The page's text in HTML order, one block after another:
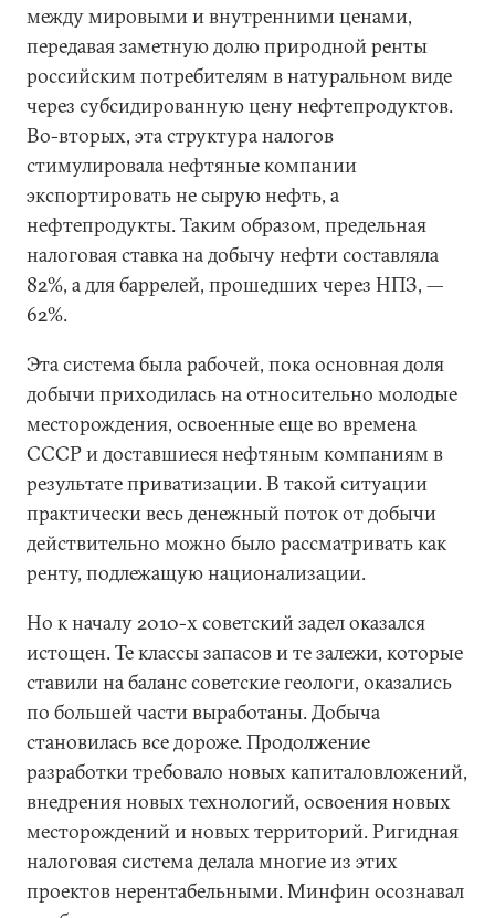
между мировыми и внутренними ценами,
передавая заметную долю природной ренты
российским потребителям в натуральном виде
через субсидированную цену нефтепродуктов.
Во-вторых, эта структура налогов
стимулировала нефтяные компании
экспортировать не сырую нефть, а
нефтепродукты. Таким образом, предельная
налоговая ставка на добычу нефти составляла
82%, а для баррелей, прошедших через НПЗ, —
62%.
Эта система была рабочей, пока основная доля
добычи приходилась на относительно молодые
месторождения, освоенные еще во времена
СССР и доставшиеся нефтяным компаниям в
результате приватизации. В такой ситуации
практически весь денежный поток от добычи
действительно можно было рассматривать как
ренту, подлежащую национализации.
Но к началу 2010-х советский задел оказался
истощен. Те классы запасов и те залежи, которые
ставили на баланс советские геологи, оказались
по большей части выработаны. Добыча
становилась все дороже. Продолжение
разработки требовало новых капиталовложений,
внедрения новых технологий, освоения новых
месторождений и новых территорий. Ригидная
налоговая система делала многие из этих
проектов нерентабельными. Минфин осознавал